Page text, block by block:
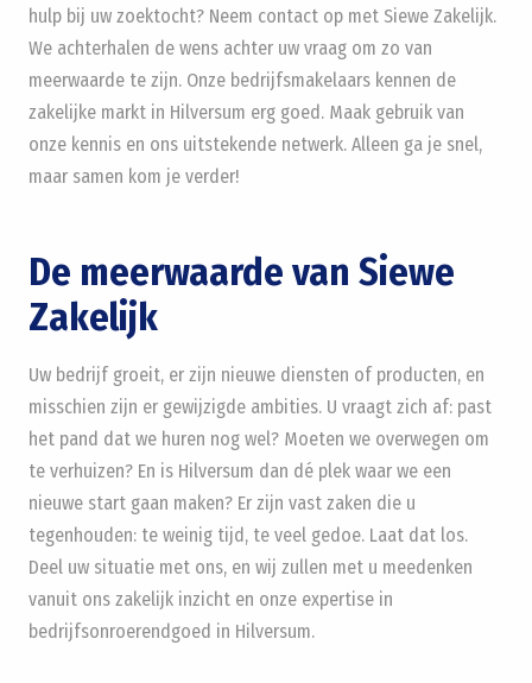
hulp bij uw zoektocht? Neem contact op met Siewe Zakelijk.
We achterhalen de wens achter uw vraag om zo van
meerwaarde te zijn. Onze bedrijfsmakelaars kennen de
zakelijke markt in Hilversum erg goed. Maak gebruik van
onze kennis en ons uitstekende netwerk. Alleen ga je snel,
maar samen kom je verder!
De meerwaarde van Siewe
Zakelijk
Uw bedrijf groeit, er zijn nieuwe diensten of producten, en
misschien zijn er gewijzigde ambities. U vraagt zich af: past
het pand dat we huren nog wel? Moeten we overwegen om
te verhuizen? En is Hilversum dan dé plek waar we een
nieuwe start gaan maken? Er zijn vast zaken die u
tegenhouden: te weinig tijd, te veel gedoe. Laat dat los.
Deel uw situatie met ons, en wij zullen met u meedenken
vanuit ons zakelijk inzicht en onze expertise in
bedrijfsonroerendgoed in Hilversum.